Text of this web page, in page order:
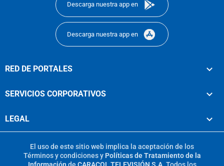
Descarga nuestra app en
Descarga nuestra app en
RED DE PORTALES
SERVICIOS CORPORATIVOS
LEGAL
El uso de este sitio web implica la aceptación de los
Términos y condicionesy Políticas de Tratamiento de la